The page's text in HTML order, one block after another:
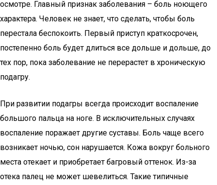
осмотре. Главный признак заболевания – боль ноющего
характера. Человек не знает, что сделать, чтобы боль
перестала беспокоить. Первый приступ краткосрочен,
постепенно боль будет длиться все дольше и дольше, до
тех пор, пока заболевание не перерастет в хроническую
подагру.
При развитии подагры всегда происходит воспаление
большого пальца на ноге. В исключительных случаях
воспаление поражает другие суставы. Боль чаще всего
возникает ночью, сон нарушается. Кожа вокруг больного
места отекает и приобретает багровый оттенок. Из-за
отека палец не может шевелиться. Такие типичные